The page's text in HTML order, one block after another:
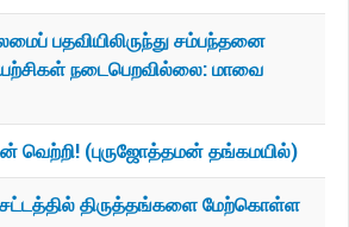
பதவியிலிருந்து சம்பந்தனை
நடைபெறவில்லை: மாவை
வெற்றி! (புருஜோத்தமன் தங்கமயில்)
திருத்தங்களை மேற்கொள்ள